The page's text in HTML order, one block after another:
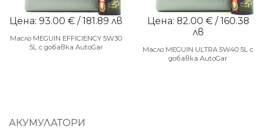
Цена: 93.00 € / 181.89 лв
Масло MEGUIN EFFICIENCY 5W30
5L с добавка AutoGar
Цена: 82.00 € / 160.38
лв
Масло MEGUIN ULTRA 5W40 5L с
добавка AutoGar
АКУМУЛАТОРИ